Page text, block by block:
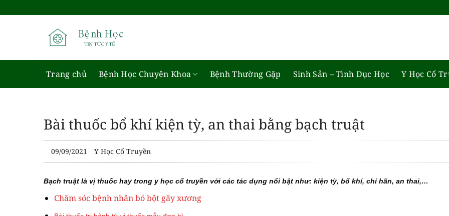
qua
Trang chủ Bệnh Học Chuyên Khoa Bệnh Thường Gặp Sinh Sản – Tình Dục Học Y Học Cổ
Bài thuốc bổ khí kiện tỳ, an thai bằng bạch truật
09/09/2021 Y Học Cổ Truyền
Bạch truật là vị thuốc hay trong y học cổ truyền với các tác dụng nổi bật như: kiện tỳ, bổ khí, chỉ hãn, an thai,…
Chăm sóc bệnh nhân bó bột gãy xương